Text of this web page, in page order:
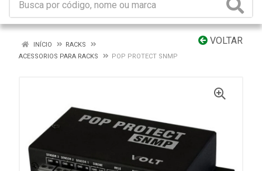
VOLTAR
INÍCIO
RACKS
ACESSORIOS PARA RACKS
POP PROTECT SNMP